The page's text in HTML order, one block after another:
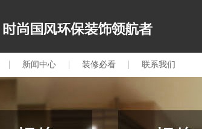
新闻中心 装修必看 联系我们